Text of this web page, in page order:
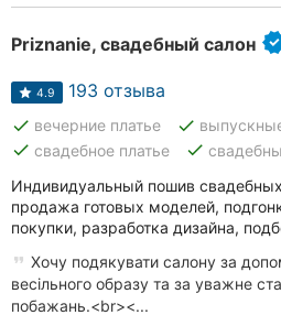
Частные
клиники
Автошколы
Рестораны
Все
рубрики
Priznanie, свадебный салон
4.9 193 отзыва
done вечерние платье done
done свадебное платье done
Индивидуальный пошив
продажа готовых моделей,
покупки, разработка дизайна,
Хочу подякувати салону за
весільного образу та за уважне
побажань.<br><...